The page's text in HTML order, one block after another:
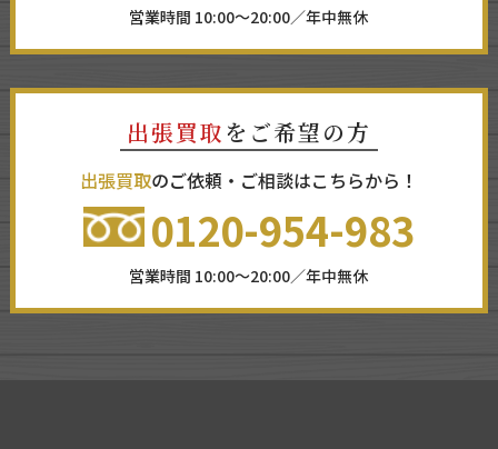
営業時間 10:00～20:00／年中無休
出張買取 をご希望の方
出張買取のご依頼・ご相談はこちらから！
0120-954-983
営業時間 10:00～20:00／年中無休